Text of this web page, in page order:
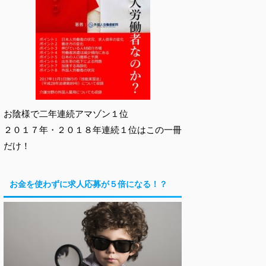
お陰様で二年連続アマゾン１位
２０１７年・２０１８年連続１位はこの一冊
だけ！
お金を使わずに求人応募が５倍になる！？